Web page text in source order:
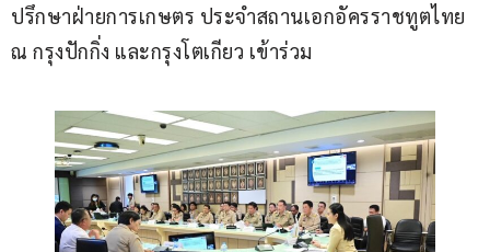
ปรึกษาฝ่ายการเกษตร ประจำสถานเอกอัครราชทูตไทย
ณ กรุงปักกิ่ง และกรุงโตเกียว เข้าร่วม